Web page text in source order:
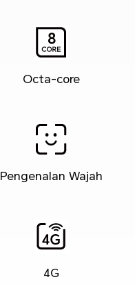
Octa-core
Pengenalan Wajah
4G